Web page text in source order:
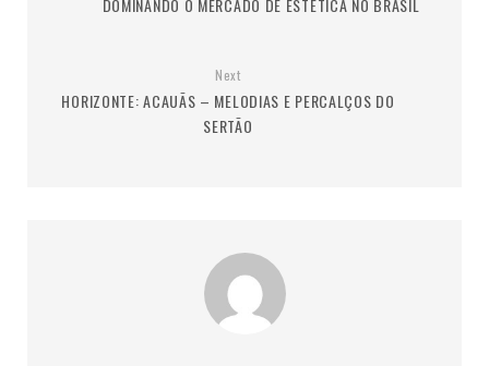
Next
HORIZONTE: ACAUÃS – MELODIAS E PERCALÇOS DO
SERTÃO